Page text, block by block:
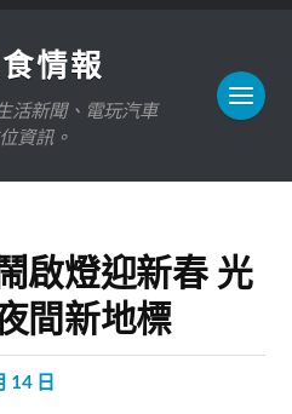
情報
活新聞、電玩汽車
資訊。
啟燈迎新春 光
間新地標
14 日